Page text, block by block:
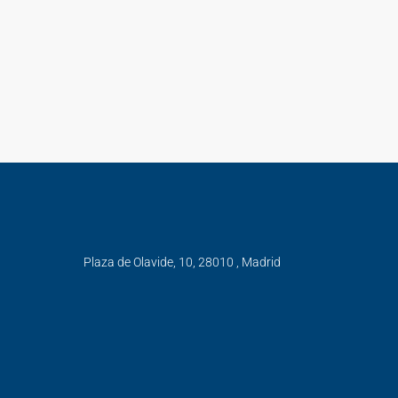
Plaza de Olavide, 10, 28010 , Madrid